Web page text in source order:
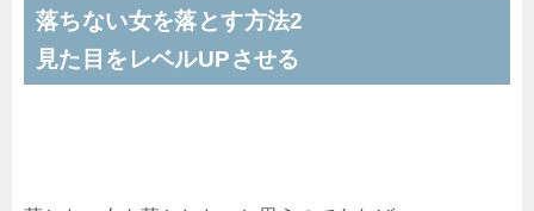
落ちない女を落とす方法2
見た目をレベルUPさせる